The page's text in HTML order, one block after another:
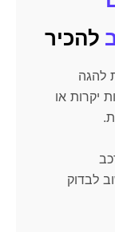
להכיר
להגה
יקרות או
לבדוק